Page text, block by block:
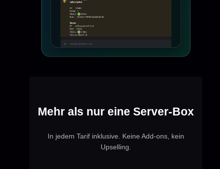
Mehr als nur eine Server-Box
In jedem Tarif inklusive. Keine Add-ons, kein
Upselling.